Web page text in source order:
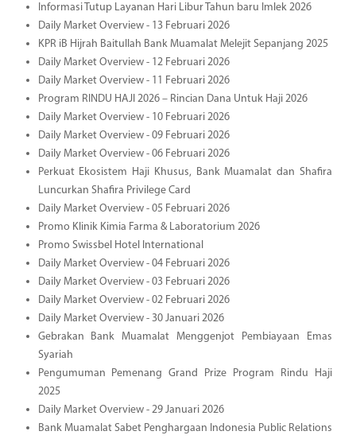
Informasi Tutup Layanan Hari Libur Tahun baru Imlek 2026
Daily Market Overview - 13 Februari 2026
KPR iB Hijrah Baitullah Bank Muamalat Melejit Sepanjang 2025
Daily Market Overview - 12 Februari 2026
Daily Market Overview - 11 Februari 2026
Program RINDU HAJI 2026 – Rincian Dana Untuk Haji 2026
Daily Market Overview - 10 Februari 2026
Daily Market Overview - 09 Februari 2026
Daily Market Overview - 06 Februari 2026
Perkuat Ekosistem Haji Khusus, Bank Muamalat dan Shafira
Luncurkan Shafira Privilege Card
Daily Market Overview - 05 Februari 2026
Promo Klinik Kimia Farma & Laboratorium 2026
Promo Swissbel Hotel International
Daily Market Overview - 04 Februari 2026
Daily Market Overview - 03 Februari 2026
Daily Market Overview - 02 Februari 2026
Daily Market Overview - 30 Januari 2026
Gebrakan Bank Muamalat Menggenjot Pembiayaan Emas
Syariah
Pengumuman Pemenang Grand Prize Program Rindu Haji
2025
Daily Market Overview - 29 Januari 2026
Bank Muamalat Sabet Penghargaan Indonesia Public Relations